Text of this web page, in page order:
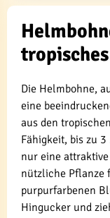
Die Helmbohne,
eine
aus den
Fähigkeit, bis zu
nur eine
nützliche Pflanze
purpurfarbenen
Hingucker und